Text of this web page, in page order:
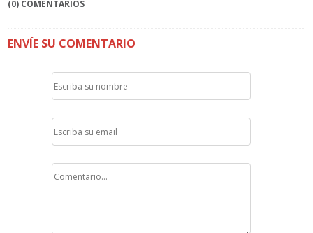
(0) COMENTARIOS
ENVÍE SU COMENTARIO